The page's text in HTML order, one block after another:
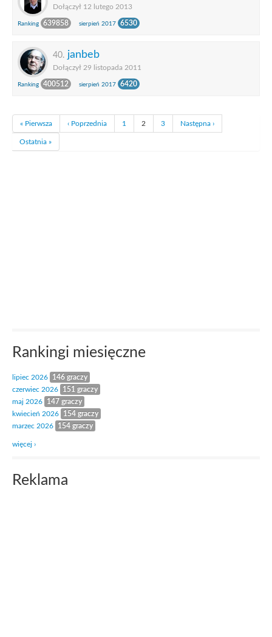
Dołączył 12 lutego 2013
Ranking 639858 sierpień 2017 6530
40. janbeb
Dołączył 29 listopada 2011
Ranking 400512 sierpień 2017 6420
« Pierwsza ‹ Poprzednia 1 2 3 Następna ›
Ostatnia »
Rankingi miesięczne
lipiec 2026
146 graczy
czerwiec 2026
151 graczy
maj 2026
147 graczy
kwiecień 2026
154 graczy
marzec 2026
154 graczy
więcej ›
Reklama